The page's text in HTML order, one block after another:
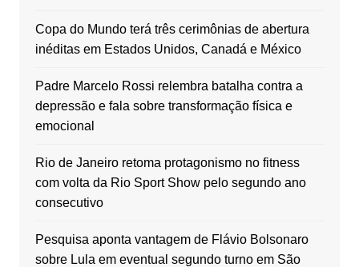
Copa do Mundo terá três cerimônias de abertura
inéditas em Estados Unidos, Canadá e México
Padre Marcelo Rossi relembra batalha contra a
depressão e fala sobre transformação física e
emocional
Rio de Janeiro retoma protagonismo no fitness
com volta da Rio Sport Show pelo segundo ano
consecutivo
Pesquisa aponta vantagem de Flávio Bolsonaro
sobre Lula em eventual segundo turno em São